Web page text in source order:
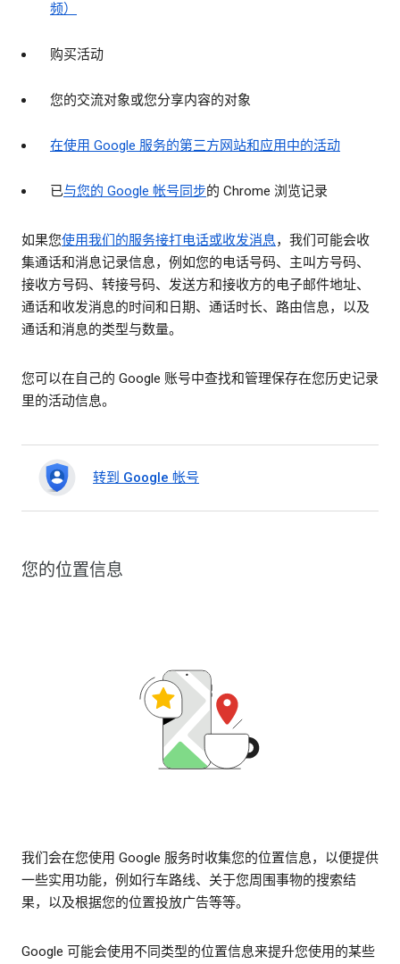
频）
购买活动
您的交流对象或您分享内容的对象
在使用 Google 服务的第三方网站和应用中的活动
已与您的 Google 帐号同步的 Chrome 浏览记录
如果您使用我们的服务接打电话或收发消息，我们可能会收
集通话和消息记录信息，例如您的电话号码、主叫方号码、
接收方号码、转接号码、发送方和接收方的电子邮件地址、
通话和收发消息的时间和日期、通话时长、路由信息，以及
通话和消息的类型与数量。
您可以在自己的 Google 账号中查找和管理保存在您历史记录
里的活动信息。
转到 Google 帐号
您的位置信息
我们会在您使用 Google 服务时收集您的位置信息，以便提供
一些实用功能，例如行车路线、关于您周围事物的搜索结
果，以及根据您的位置投放广告等等。
Google 可能会使用不同类型的位置信息来提升您使用的某些